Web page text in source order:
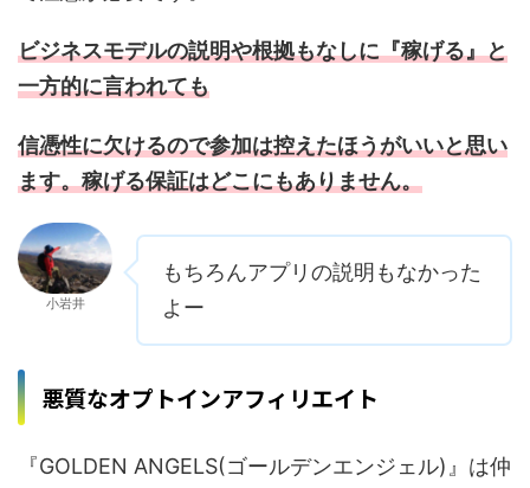
ビジネスモデルの説明や根拠もなしに『稼げる』と
一方的に言われても
信憑性に欠けるので参加は控えたほうがいいと思い
ます。稼げる保証はどこにもありません。
小岩井
もちろんアプリの説明もなかった
よー
悪質なオプトインアフィリエイト
『GOLDEN ANGELS(ゴールデンエンジェル)』は仲